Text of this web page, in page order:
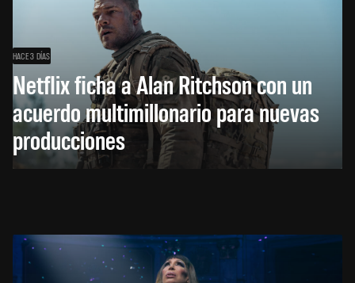
HACE 3 DÍAS
Netflix ficha a Alan Ritchson con un
acuerdo multimillonario para nuevas
producciones